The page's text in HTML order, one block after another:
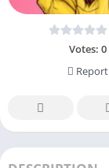
Votes: 0
Report